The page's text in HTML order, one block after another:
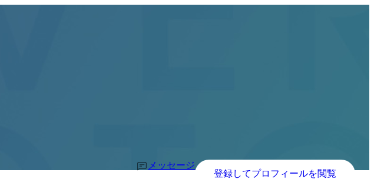
メッセージ
登録してプロフィールを閲覧